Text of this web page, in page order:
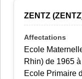
ZENTZ
Ecole
Rhin) de 1965
Ecole Primaire